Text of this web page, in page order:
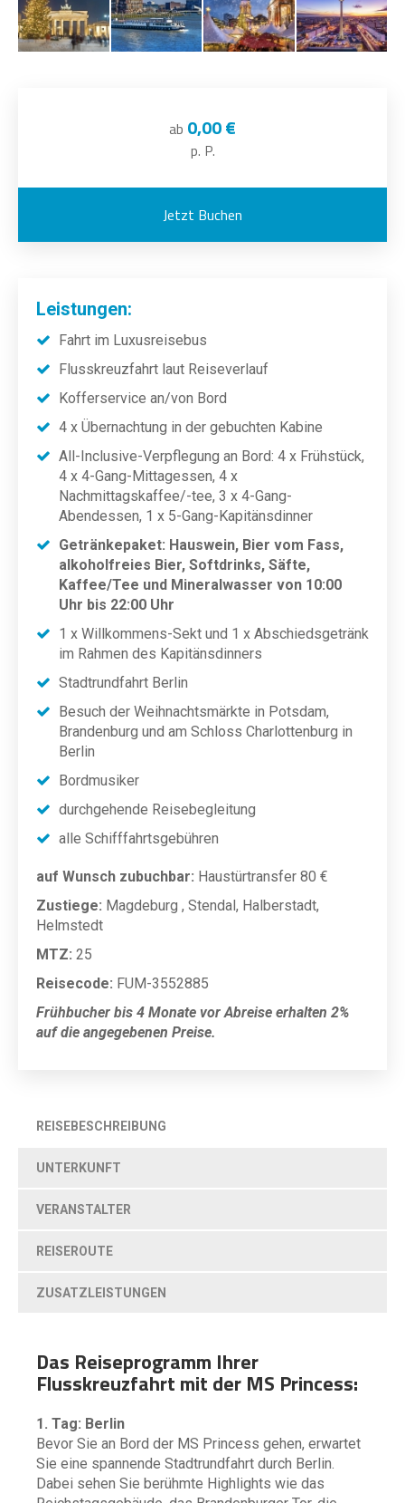
ab 0,00 €
p. P.
Jetzt Buchen
Leistungen:
Fahrt im Luxusreisebus
Flusskreuzfahrt laut Reiseverlauf
Kofferservice an/von Bord
4 x Übernachtung in der gebuchten Kabine
All-Inclusive-Verpflegung an Bord: 4 x Frühstück,
4 x 4-Gang-Mittagessen, 4 x
Nachmittagskaffee/-tee, 3 x 4-Gang-
Abendessen, 1 x 5-Gang-Kapitänsdinner
Getränkepaket: Hauswein, Bier vom Fass,
alkoholfreies Bier, Softdrinks, Säfte,
Kaffee/Tee und Mineralwasser von 10:00
Uhr bis 22:00 Uhr
1 x Willkommens-Sekt und 1 x Abschiedsgetränk
im Rahmen des Kapitänsdinners
Stadtrundfahrt Berlin
Besuch der Weihnachtsmärkte in Potsdam,
Brandenburg und am Schloss Charlottenburg in
Berlin
Bordmusiker
durchgehende Reisebegleitung
alle Schifffahrtsgebühren
auf Wunsch zubuchbar: Haustürtransfer 80 €
Zustiege: Magdeburg , Stendal, Halberstadt,
Helmstedt
MTZ: 25
Reisecode: FUM-3552885
Frühbucher bis 4 Monate vor Abreise erhalten 2%
auf die angegebenen Preise.
REISEBESCHREIBUNG
UNTERKUNFT
VERANSTALTER
REISEROUTE
ZUSATZLEISTUNGEN
Das Reiseprogramm Ihrer
Flusskreuzfahrt mit der MS Princess:
1. Tag: Berlin
Bevor Sie an Bord der MS Princess gehen, erwartet
Sie eine spannende Stadtrundfahrt durch Berlin.
Dabei sehen Sie berühmte Highlights wie das